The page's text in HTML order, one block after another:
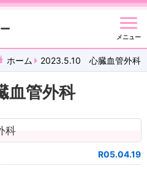
メニュー
ホーム 2023.5.10 心臓血管外科
管外科
科
R05.04.19